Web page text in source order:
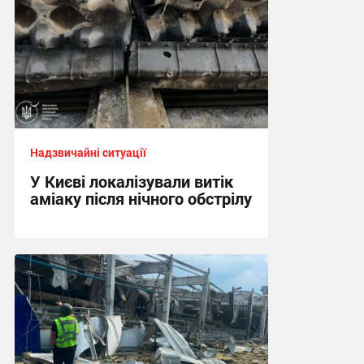
Надзвичайні ситуації
У Києві локалізували витік
аміаку після нічного обстрілу
14:21, 5.08.2026